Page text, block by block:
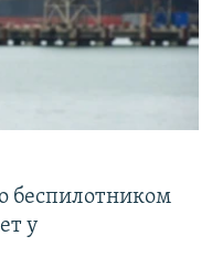
беспилотником
у